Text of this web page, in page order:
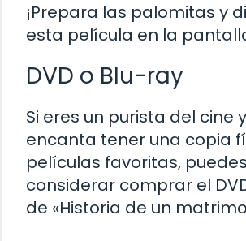
¡Prepara las palomitas y
esta película en la
DVD o Blu-ray
Si eres un purista del cine
encanta tener una copia
películas favoritas, puedes
considerar comprar el
de «Historia de un